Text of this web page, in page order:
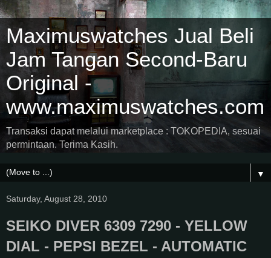
Maximuswatches Jual Beli
Jam Tangan Second-Baru
Original -
www.maximuswatches.com
Transaksi dapat melalui marketplace : TOKOPEDIA, sesuai
permintaan. Terima Kasih.
▼
Saturday, August 28, 2010
SEIKO DIVER 6309 7290 - YELLOW
DIAL - PEPSI BEZEL - AUTOMATIC